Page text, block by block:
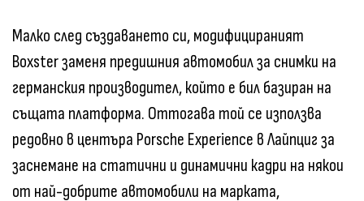
Малко след създаването си, модифицираният
Boxster заменя предишния автомобил за снимки на
германския производител, който е бил базиран на
същата платформа. Оттогава той се използва
редовно в центъра Porsche Experience в Лайпциг за
заснемане на статични и динамични кадри на някои
от най-добрите автомобили на марката,